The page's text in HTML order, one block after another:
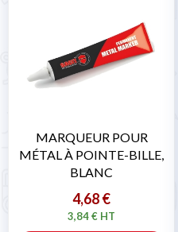
MARQUEUR POUR
MÉTAL À POINTE-BILLE,
BLANC
4,68 €
3,84 € HT